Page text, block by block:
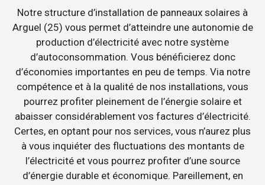
Notre structure d’installation de panneaux solaires à
Arguel (25) vous permet d’atteindre une autonomie de
production d’électricité avec notre système
d’autoconsommation. Vous bénéficierez donc
d’économies importantes en peu de temps. Via notre
compétence et à la qualité de nos installations, vous
pourrez profiter pleinement de l’énergie solaire et
abaisser considérablement vos factures d’électricité.
Certes, en optant pour nos services, vous n’aurez plus
à vous inquiéter des fluctuations des montants de
l’électricité et vous pourrez profiter d’une source
d’énergie durable et économique. Pareillement, en